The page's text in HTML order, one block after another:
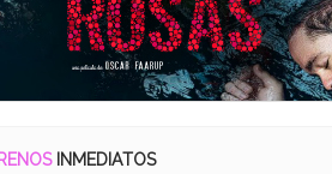
INMEDIATOS